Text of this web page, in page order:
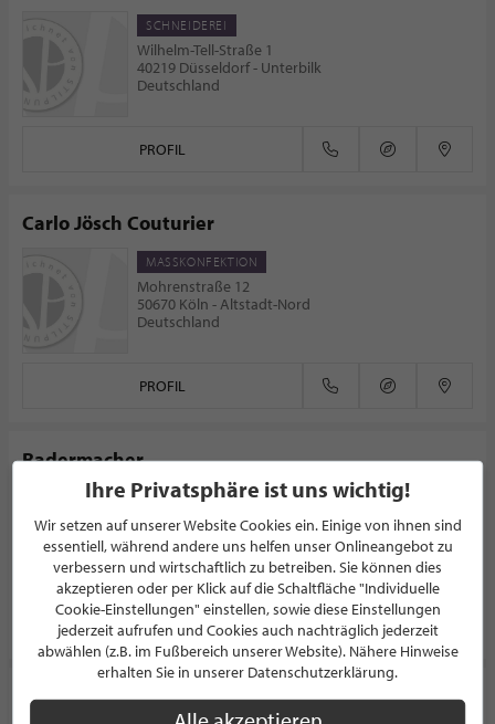
SCHNEIDEREI
Wilhelm-Tell-Straße 1
40219 Düsseldorf - Unterbilk
Deutschland
PROFIL
Carlo Jösch Couturier
MASSKONFEKTION
Mohrenstraße 12
50670 Köln - Altstadt-Nord
Deutschland
PROFIL
Radermacher
MASSKONFEKTION
Schadowplatz 11
40212 Düsseldorf - Stadtmitte
Deutschland
PROFIL
URSBOB - Ulla Meiners
Ihre Privatsphäre ist uns wichtig!
Wir setzen auf unserer Website Cookies ein. Einige von ihnen sind
essentiell, während andere uns helfen unser Onlineangebot zu
verbessern und wirtschaftlich zu betreiben. Sie können dies
akzeptieren oder per Klick auf die Schaltfläche "Individuelle
Cookie-Einstellungen" einstellen, sowie diese Einstellungen
jederzeit aufrufen und Cookies auch nachträglich jederzeit
abwählen (z.B. im Fußbereich unserer Website). Nähere Hinweise
erhalten Sie in unserer Datenschutzerklärung.